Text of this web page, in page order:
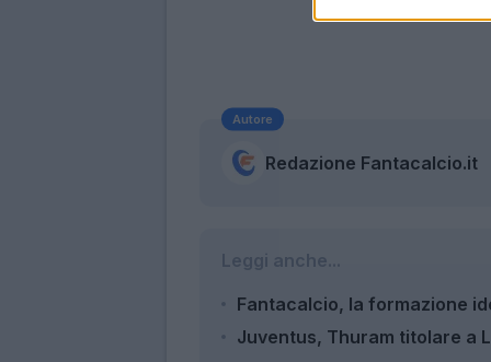
Autore
Redazione Fantacalcio.it
Leggi anche...
Fantacalcio, la formazione
Juventus, Thuram titolare a